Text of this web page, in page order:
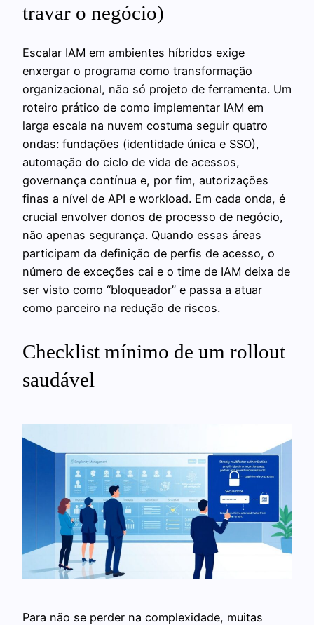
travar o negócio)
Escalar IAM em ambientes híbridos exige
enxergar o programa como transformação
organizacional, não só projeto de ferramenta. Um
roteiro prático de como implementar IAM em
larga escala na nuvem costuma seguir quatro
ondas: fundações (identidade única e SSO),
automação do ciclo de vida de acessos,
governança contínua e, por fim, autorizações
finas a nível de API e workload. Em cada onda, é
crucial envolver donos de processo de negócio,
não apenas segurança. Quando essas áreas
participam da definição de perfis de acesso, o
número de exceções cai e o time de IAM deixa de
ser visto como “bloqueador” e passa a atuar
como parceiro na redução de riscos.
Checklist mínimo de um rollout
saudável
Para não se perder na complexidade, muitas